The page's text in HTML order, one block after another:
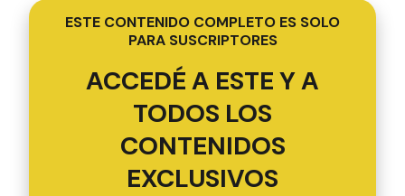
ESTE CONTENIDO COMPLETO ES SOLO
PARA SUSCRIPTORES
ACCEDÉ A ESTE Y A
TODOS LOS
CONTENIDOS
EXCLUSIVOS